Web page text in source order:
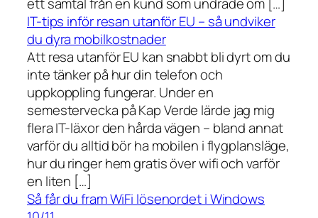
ett samtal från en kund som undrade om […]
IT-tips inför resan utanför EU – så undviker
du dyra mobilkostnader
Att resa utanför EU kan snabbt bli dyrt om du
inte tänker på hur din telefon och
uppkoppling fungerar. Under en
semestervecka på Kap Verde lärde jag mig
flera IT-läxor den hårda vägen – bland annat
varför du alltid bör ha mobilen i flygplansläge,
hur du ringer hem gratis över wifi och varför
en liten […]
Så får du fram WiFi lösenordet i Windows